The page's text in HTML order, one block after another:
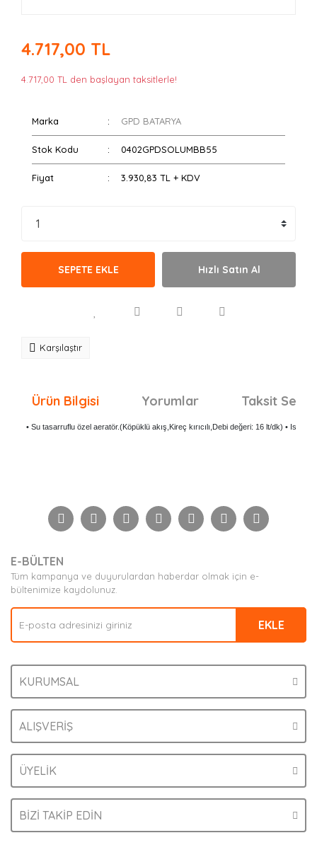
4.717,00 TL
4.717,00 TL den başlayan taksitlerle!
Marka GPD BATARYA
Stok Kodu 0402GPDSOLUMBB55
Fiyat 3.930,83 TL + KDV
SEPETE EKLE Hızlı Satın Al
Karşılaştır
Ürün Bilgisi Yorumlar Taksit
• Su tasarruflu özel aeratör.(Köpüklü akış,Kireç kırıcılı,Debi değeri: 16 lt/dk) • Isı
Yorum Yaz
Görüş ve önerileriniz için teşekkür ederiz.
Ürün açıklamasında eksik bilgiler bulunuyor.
Ürün bilgilerinde hatalar bulunuyor.
Ürün fiyatı diğer sitelerden daha pahalı.
Bu ürüne benzer farklı alternatifler olmalı.
E-BÜLTEN
Tüm kampanya ve duyurulardan haberdar olmak için e-
bültenimize kaydolunuz.
EKLE
KURUMSAL
ALIŞVERİŞ
ÜYELİK
BİZİ TAKİP EDİN